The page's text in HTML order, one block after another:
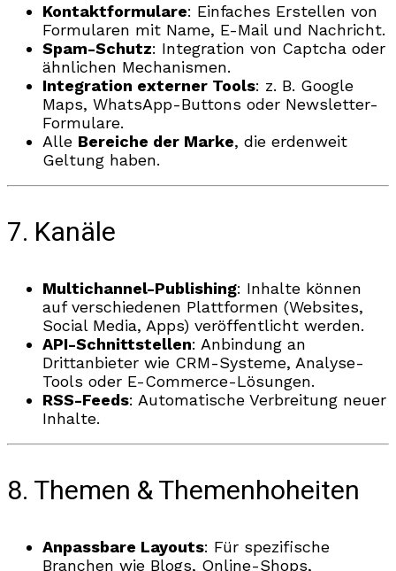
Kontaktformulare: Einfaches Erstellen von
Formularen mit Name, E-Mail und Nachricht.
Spam-Schutz: Integration von Captcha oder
ähnlichen Mechanismen.
Integration externer Tools: z. B. Google
Maps, WhatsApp-Buttons oder Newsletter-
Formulare.
Alle Bereiche der Marke, die erdenweit
Geltung haben.
7. Kanäle
Multichannel-Publishing: Inhalte können
auf verschiedenen Plattformen (Websites,
Social Media, Apps) veröffentlicht werden.
API-Schnittstellen: Anbindung an
Drittanbieter wie CRM-Systeme, Analyse-
Tools oder E-Commerce-Lösungen.
RSS-Feeds: Automatische Verbreitung neuer
Inhalte.
8. Themen & Themenhoheiten
Anpassbare Layouts: Für spezifische
Branchen wie Blogs, Online-Shops,